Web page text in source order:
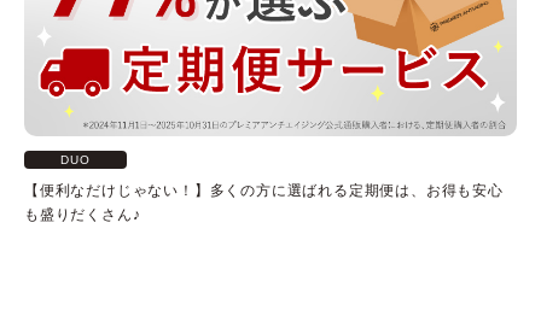
DUO
【便利なだけじゃない！】多くの方に選ばれる定期便は、お得も安心
も盛りだくさん♪